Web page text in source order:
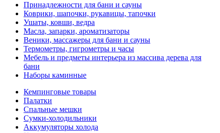
Принадлежности для бани и сауны
Коврики, шапочки, рукавицы, тапочки
Ушаты, ковши, ведра
Масла, запарки, ароматизаторы
Веники, массажеры для бани и сауны
Термометры, гигрометры и часы
Мебель и предметы интерьера из массива дерева для
бани
Наборы каминные
Кемпинговые товары
Палатки
Спальные мешки
Сумки-холодильники
Аккумуляторы холода